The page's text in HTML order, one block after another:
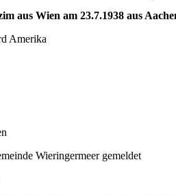
aus Wien am 23.7.1938 aus
Amerika
Wieringermeer gemeldet